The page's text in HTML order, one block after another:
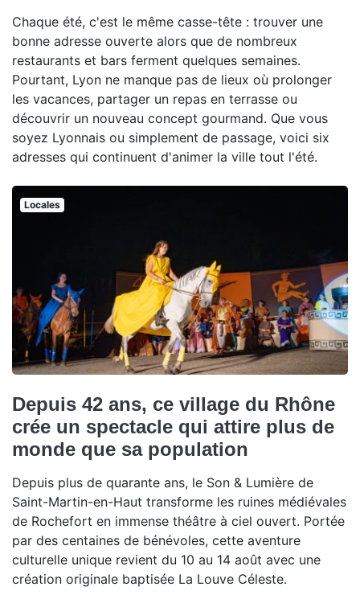
Chaque été, c'est le même casse-tête : trouver une
bonne adresse ouverte alors que de nombreux
restaurants et bars ferment quelques semaines.
Pourtant, Lyon ne manque pas de lieux où prolonger
les vacances, partager un repas en terrasse ou
découvrir un nouveau concept gourmand. Que vous
soyez Lyonnais ou simplement de passage, voici six
adresses qui continuent d'animer la ville tout l'été.
Locales
Depuis 42 ans, ce village du Rhône
crée un spectacle qui attire plus de
monde que sa population
Depuis plus de quarante ans, le Son & Lumière de
Saint-Martin-en-Haut transforme les ruines médiévales
de Rochefort en immense théâtre à ciel ouvert. Portée
par des centaines de bénévoles, cette aventure
culturelle unique revient du 10 au 14 août avec une
création originale baptisée La Louve Céleste.